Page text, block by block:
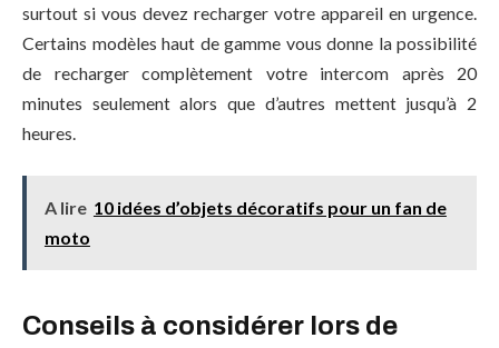
surtout si vous devez recharger votre appareil en urgence.
Certains modèles haut de gamme vous donne la possibilité
de recharger complètement votre intercom après 20
minutes seulement alors que d’autres mettent jusqu’à 2
heures.
A lire 10 idées d’objets décoratifs pour un fan de
moto
Conseils à considérer lors de